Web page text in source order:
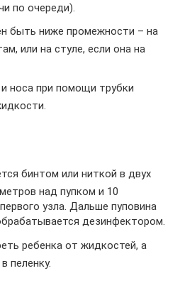
по очереди).
быть ниже промежности – на
или на стуле, если она на
носа при помощи трубки
бинтом или ниткой в двух
над пупком и 10
узла. Дальше пуповина
дезинфектором.
ребенка от жидкостей, а
пеленку.